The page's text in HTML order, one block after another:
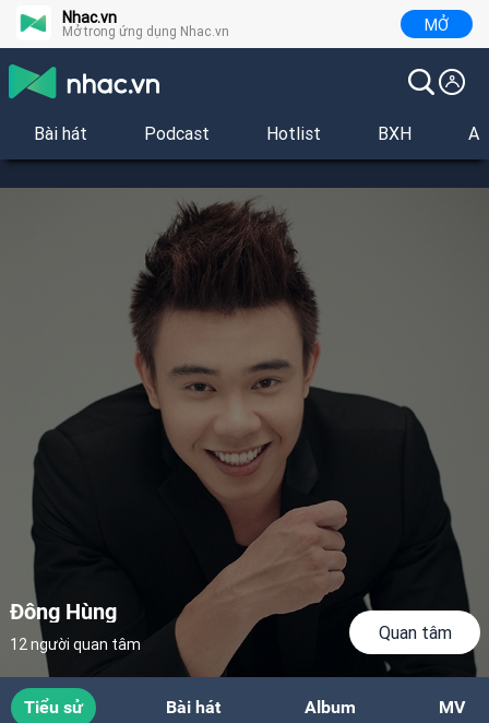
Nhac.vn
Mở trong ứng dụng Nhac.vn MỞ
Bài hát Podcast Hotlist BXH
Đông Hùng
12 người quan tâm
Quan tâm
Tiểu sử Bài hát Album MV